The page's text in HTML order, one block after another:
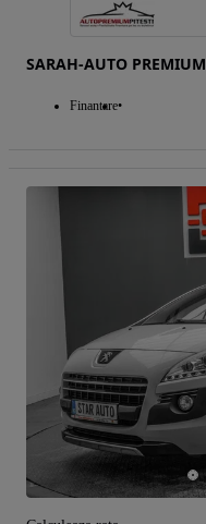
SARAH-AUTO
Finantare